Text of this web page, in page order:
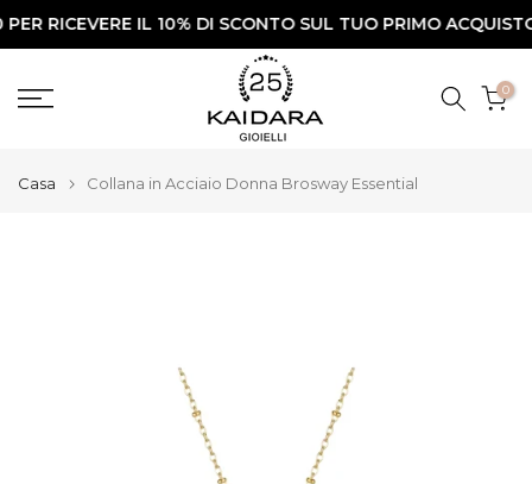
Vai
al
IL 10% DI SCONTO SUL TUO PRIMO ACQUISTO✨
0
Casa Collana in Acciaio Donna Brosway Essential